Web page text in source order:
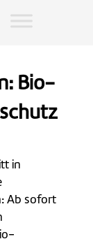
Bio-
in
Ab sofort